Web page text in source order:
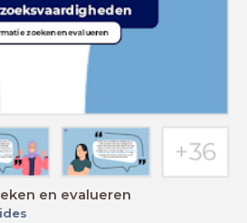
en evalueren